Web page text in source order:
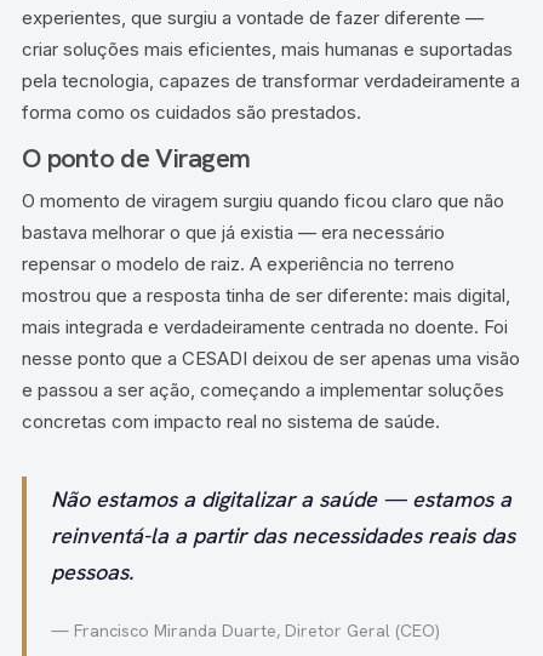
experientes, que surgiu a vontade de fazer diferente —
criar soluções mais eficientes, mais humanas e suportadas
pela tecnologia, capazes de transformar verdadeiramente a
forma como os cuidados são prestados.
O ponto de Viragem
O momento de viragem surgiu quando ficou claro que não
bastava melhorar o que já existia — era necessário
repensar o modelo de raiz. A experiência no terreno
mostrou que a resposta tinha de ser diferente: mais digital,
mais integrada e verdadeiramente centrada no doente. Foi
nesse ponto que a CESADI deixou de ser apenas uma visão
e passou a ser ação, começando a implementar soluções
concretas com impacto real no sistema de saúde.
Não estamos a digitalizar a saúde — estamos a
reinventá-la a partir das necessidades reais das
pessoas.
— Francisco Miranda Duarte, Diretor Geral (CEO)